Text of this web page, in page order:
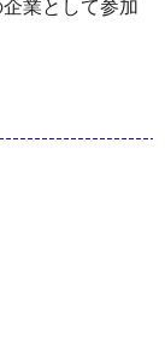
業として参加